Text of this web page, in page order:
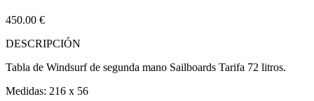
450.00 €
DESCRIPCIÓN
Tabla de Windsurf de segunda mano Sailboards Tarifa 72 litros.
Medidas: 216 x 56